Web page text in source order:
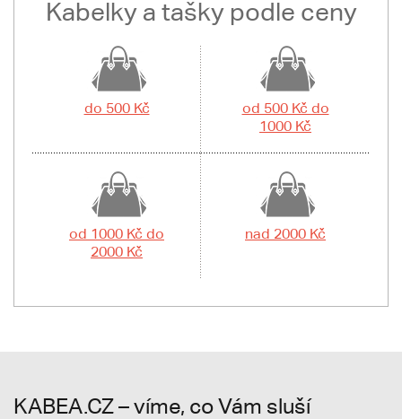
Kabelky a tašky podle ceny
do 500 Kč
od 500 Kč do
1000 Kč
od 1000 Kč do
2000 Kč
nad 2000 Kč
KABEA.CZ – víme, co Vám sluší